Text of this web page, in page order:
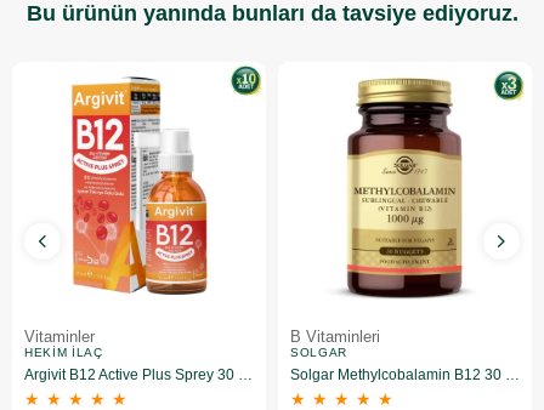
Bu ürünün yanında bunları da tavsiye ediyoruz.
Vitaminler
HEKIM İLAÇ
Argivit B12 Active Plus Sprey 30 ml 10 Adet
★ ★ ★ ★ ★
B Vitaminleri
SOLGAR
Solgar Methylcobalamin B12 30 Tablet 3'lü
★ ★ ★ ★ ★